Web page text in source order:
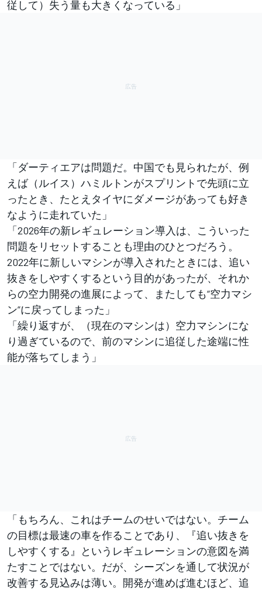
従して）失う量も大きくなっている」
「ダーティエアは問題だ。中国でも見られたが、例
えば（ルイス）ハミルトンがスプリントで先頭に立
ったとき、たとえタイヤにダメージがあっても好き
なように走れていた」
「2026年の新レギュレーション導入は、こういった
問題をリセットすることも理由のひとつだろう。
2022年に新しいマシンが導入されたときには、追い
抜きをしやすくするという目的があったが、それか
らの空力開発の進展によって、またしても“空力マシ
ン”に戻ってしまった」
「繰り返すが、（現在のマシンは）空力マシンにな
り過ぎているので、前のマシンに追従した途端に性
能が落ちてしまう」
「もちろん、これはチームのせいではない。チーム
の目標は最速の車を作ることであり、『追い抜きを
しやすくする』というレギュレーションの意図を満
たすことではない。だが、シーズンを通して状況が
改善する見込みは薄い。開発が進めば進むほど、追